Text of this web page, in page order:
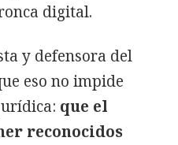
digital.
y defensora del
eso no impide
que el
reconocidos